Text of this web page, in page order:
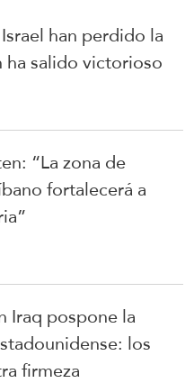
han perdido la
salido victorioso
“La zona de
fortalecerá a
Iraq pospone la
los
firmeza